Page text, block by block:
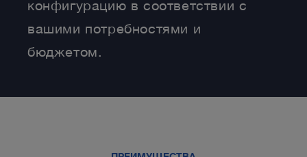
конфигурацию в соответствии с
вашими потребностями и
бюджетом.